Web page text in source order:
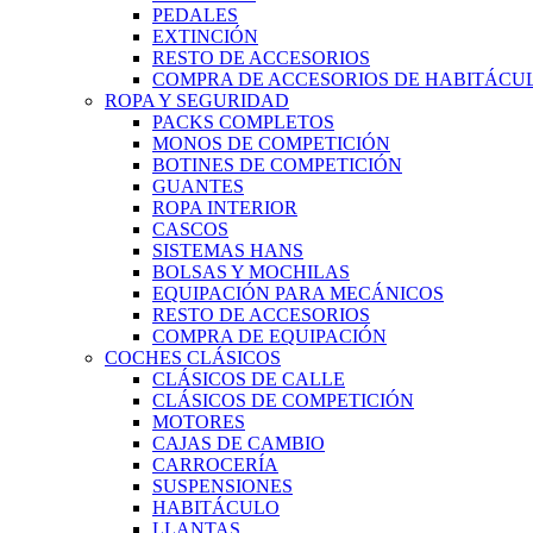
PEDALES
EXTINCIÓN
RESTO DE ACCESORIOS
COMPRA DE ACCESORIOS DE
ROPA Y SEGURIDAD
PACKS COMPLETOS
MONOS DE COMPETICIÓN
BOTINES DE COMPETICIÓN
GUANTES
ROPA INTERIOR
CASCOS
SISTEMAS HANS
BOLSAS Y MOCHILAS
EQUIPACIÓN PARA MECÁNICOS
RESTO DE ACCESORIOS
COMPRA DE EQUIPACIÓN
COCHES CLÁSICOS
CLÁSICOS DE CALLE
CLÁSICOS DE COMPETICIÓN
MOTORES
CAJAS DE CAMBIO
CARROCERÍA
SUSPENSIONES
HABITÁCULO
LLANTAS